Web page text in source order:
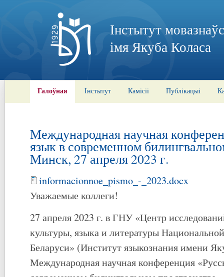
Інстытут
імя Якуба Коласа
Галоўная Інстытут Камісіі Публікацыі
Международная научная
язык в современном
Минск, 27 апреля 2023 г.
informacionnoe_pismo_-_2023.docx
Уважаемые коллеги!
27 апреля 2023 г. в ГНУ «Центр
культуры, языка и литературы
Беларуси» (Институт языкознания имени
Международная научная конференция